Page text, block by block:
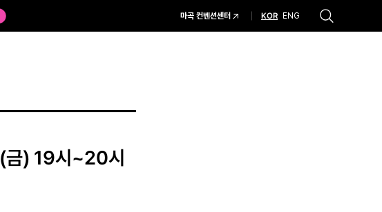
마곡 컨벤션센터 KOR ENG
금) 19시~20시